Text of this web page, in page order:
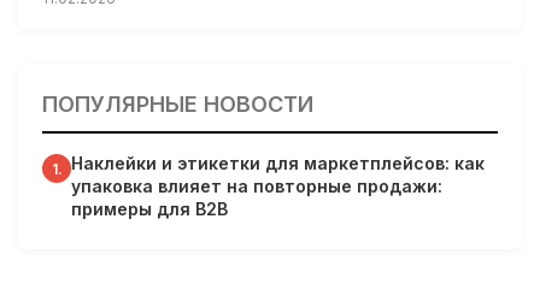
31.01.2026
Гарвардские ученые обнаружили сеть лимфатических
сосудов в мозге человека и мышей
31.01.2026
ПОПУЛЯРНЫЕ НОВОСТИ
1. Наклейки и этикетки для маркетплейсов: как
упаковка влияет на повторные продажи:
примеры для B2B